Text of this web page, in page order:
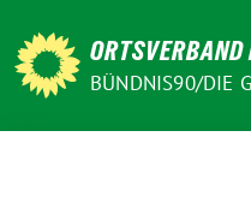
zum
Inhalt
ORTSVERBAND
BÜNDNIS90/DIE